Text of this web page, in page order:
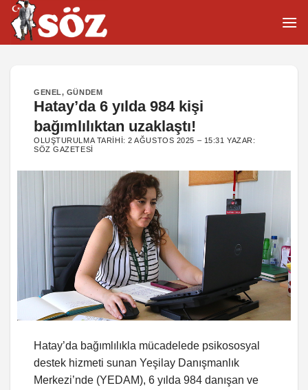
İçeriğe
atla
GENEL, GÜNDEM
Hatay’da 6 yılda 984 kişi
bağımlılıktan uzaklaştı!
OLUŞTURULMA TARIHI:2 AĞUSTOS 2025 – 15:31 YAZAR:
SÖZ GAZETESI
Hatay’da bağımlılıkla mücadelede psikososyal
destek hizmeti sunan Yeşilay Danışmanlık
Merkezi’nde (YEDAM), 6 yılda 984 danışan ve